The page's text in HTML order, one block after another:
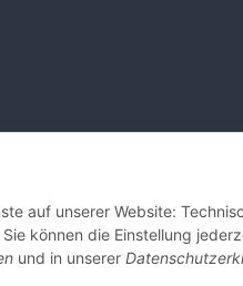
auf unserer Website:
können die Einstellung
und in unserer